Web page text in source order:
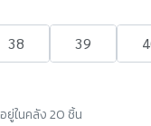
38 39
ยู่ในคลัง 20 ชิ้น